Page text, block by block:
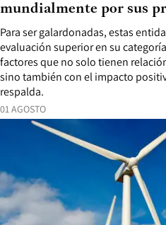
01 AGOSTO
Para ser galardonadas, estas
evaluación superior en su
factores que no solo tienen
sino también con el impacto
respalda.
mundialmente por sus